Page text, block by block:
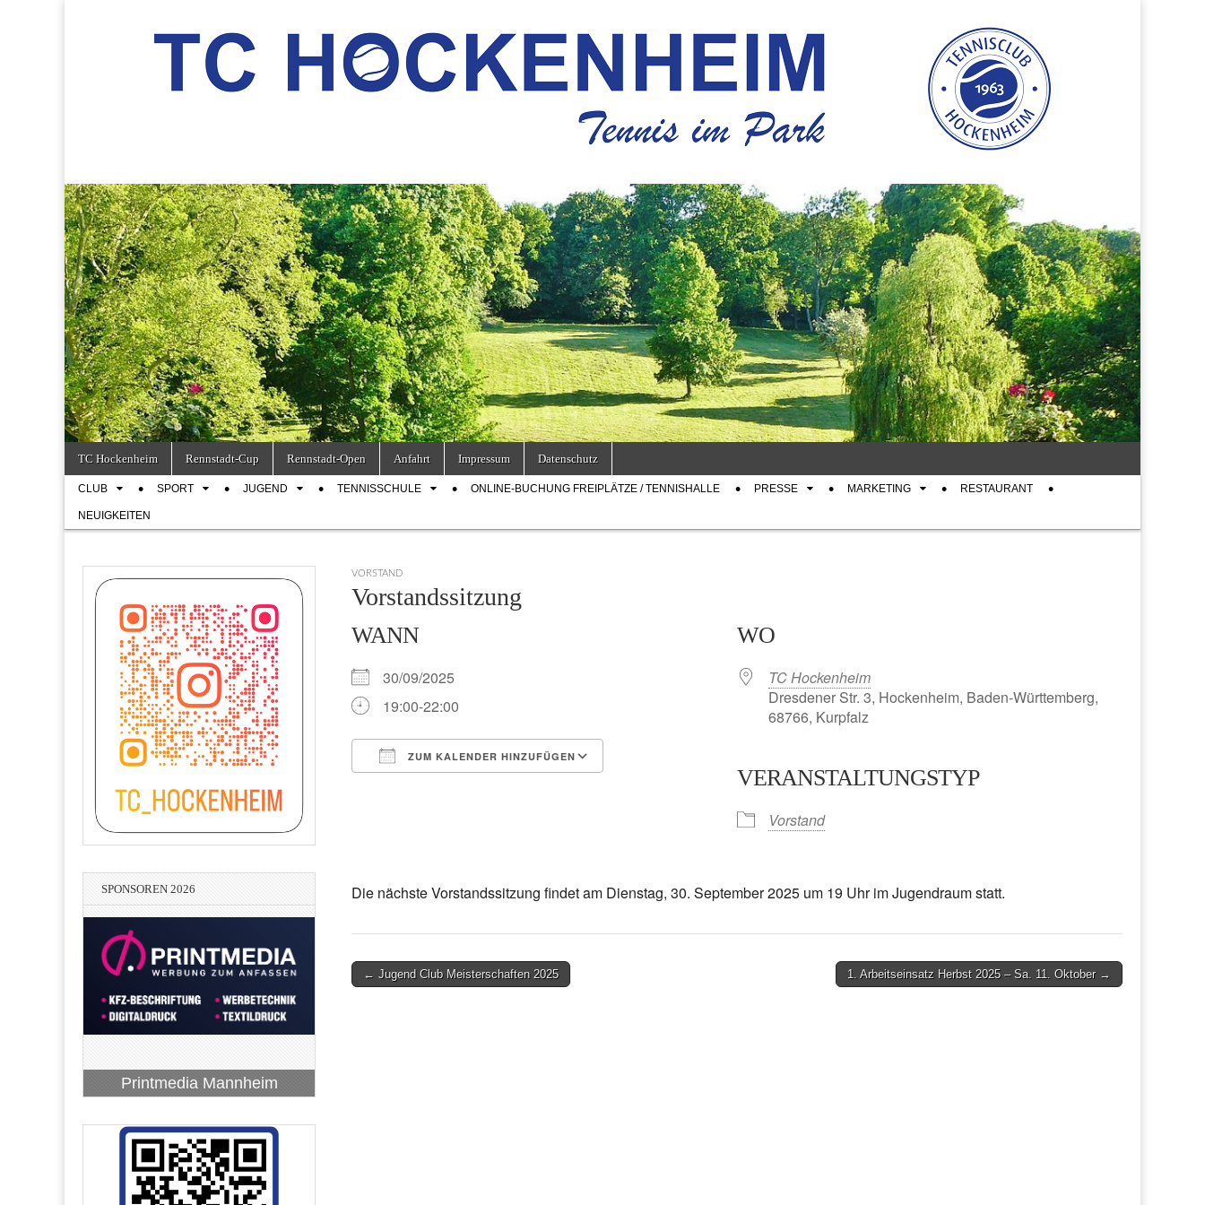
TC Hockenheim
Main
menu
content
TC Hockenheim Rennstadt-Cup Rennstadt-Open Anfahrt Impressum Datenschutz
SubCLUB SPORT JUGEND TENNISSCHULE ONLINE-BUCHUNG FREIPLÄTZE / TENNISHALLE PRESSE MARKETING RESTAURANT
NEUIGKEITEN
VORSTAND
Vorstandssitzung
WANN
30/09/2025
19:00-22:00
ZUM KALENDER HINZUFÜGEN
iCalendar
WO
TC Hockenheim
Dresdener Str. 3, Hockenheim, Baden-Württemberg,
68766, Kurpfalz
VERANSTALTUNGSTYP
Vorstand
Die nächste Vorstandssitzung findet am Dienstag, 30. September 2025 um 19 Uhr im Jugendraum statt.
Post← Jugend Club Meisterschaften 2025 1. Arbeitseinsatz Herbst 2025 – Sa. 11. Oktober →
SPONSOREN 2026
Printmedia Mannheim
Lean-Consulting - Hans-Peter